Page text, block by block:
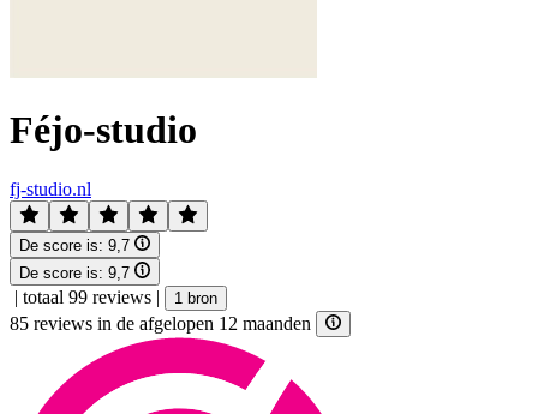
Féjo-studio
fj-studio.nl
De score is: 9,7
De score is: 9,7
| totaal 99 reviews | 1 bron
85 reviews in de afgelopen 12 maanden